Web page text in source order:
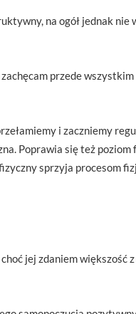
na ogół jednak
przede
i zaczniemy
Poprawia się też poziom
sprzyja procesom
jej zdaniem większość